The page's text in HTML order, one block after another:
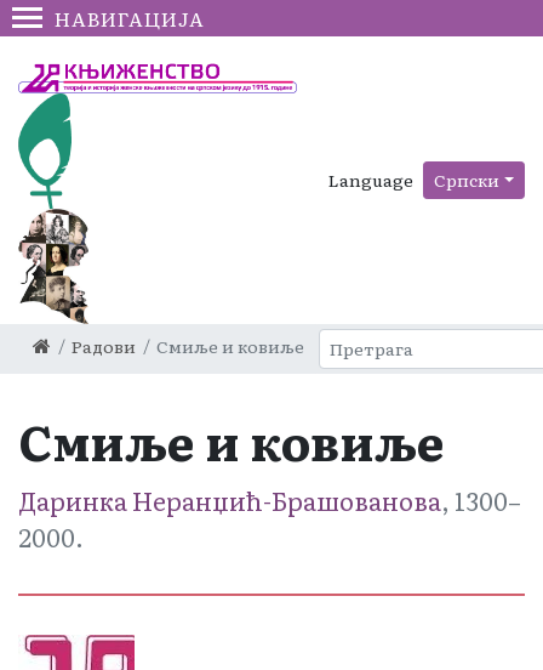
НАВИГАЦИЈА
Language Српски
Радови Смиље и ковиље
Смиље и ковиље
Даринка Неранџић-Брашованова, 1300–
2000.